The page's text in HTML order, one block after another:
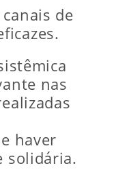
de
nas
haver
solidária.